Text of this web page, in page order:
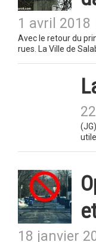
1 avril 2018
Avec le retour du
rues. La Ville de
18 janvier